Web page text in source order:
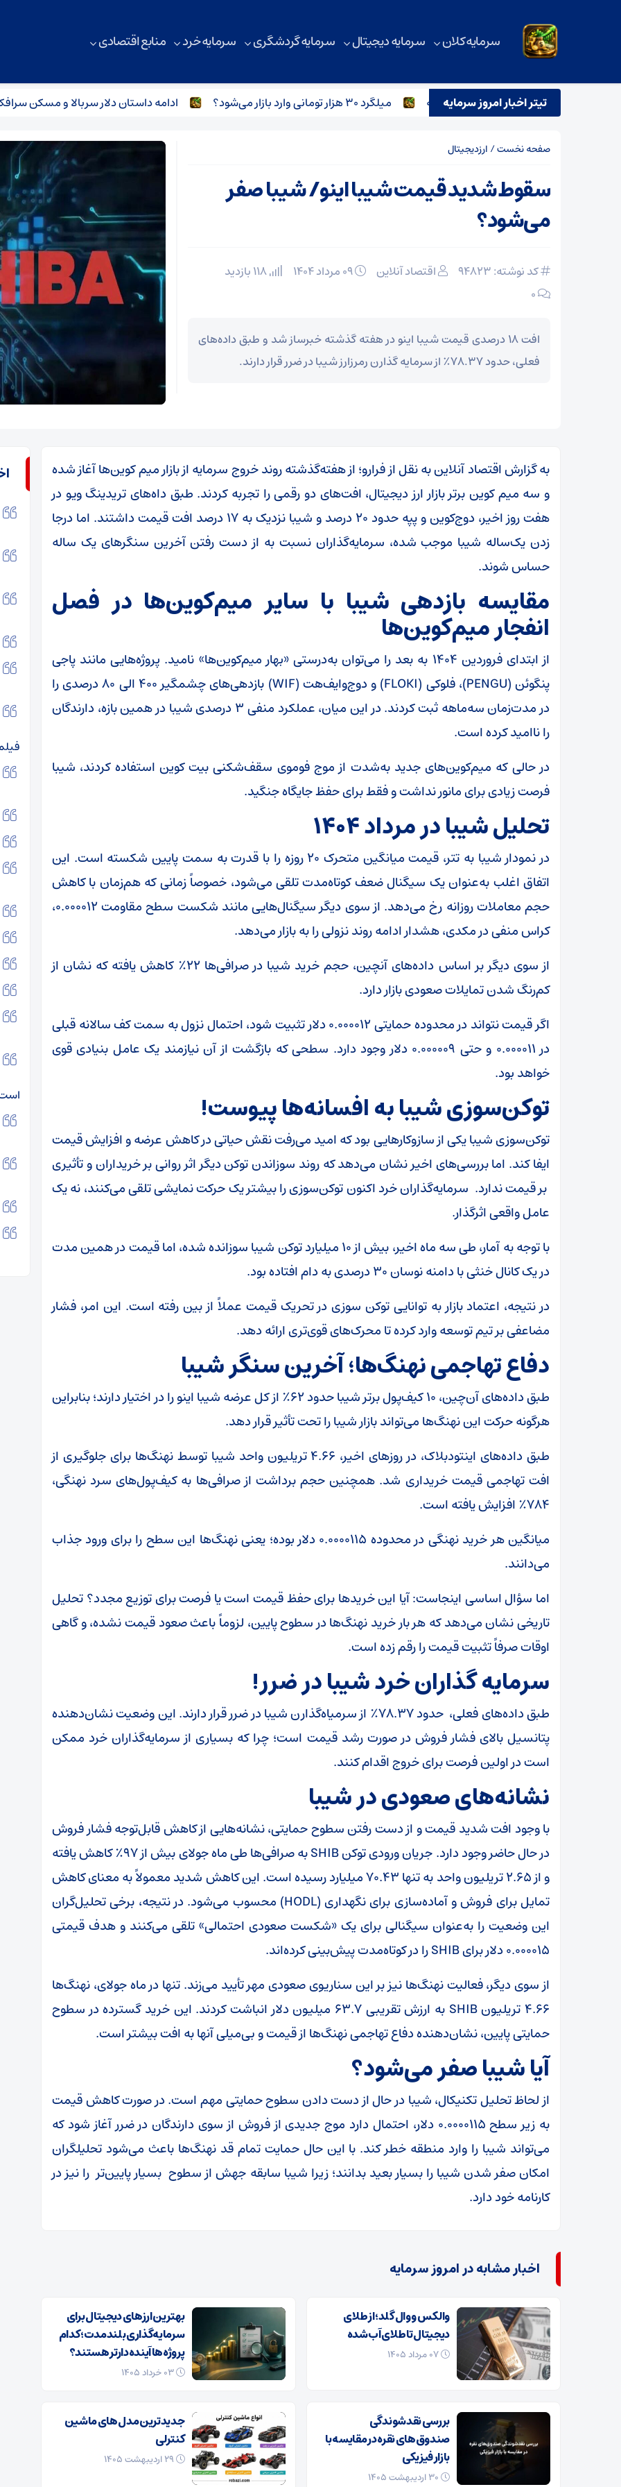
سرمایه کلان سرمایه دیجیتال سرمایه گردشگری سرمایه خرد منابع اقتصادی
تیتر اخبار امروز سرمایه
آهن در روزهای پرتنش خاورمیانه میلگرد ۳۰ هزار تومانی وارد بازار می‌شود؟ ادامه داستان دلار سربالا و مسکن سرافکنده
صفحه نخست/ ارزدیجیتال
سقوط شدید قیمت شیبا اینو/ شیبا صفر
می‌شود؟
کد نوشته: 94823 اقتصاد آنلاین
۰
افت ۱۸ درصدی قیمت شیبا اینو در هفته گذشته خبرساز شد و طبق داده‌های
فعلی، حدود ۷۸.۳۷٪ از سرمایه گذارن رمرزارز شیبا در ضرر قرار دارند.
به گزارش اقتصاد آنلاین به نقل از فرارو؛ از هفته‌گذشته روند خروج سرمایه از بازار میم کوین‌ها آغاز شده
و سه میم کوین برتر بازار ارز دیجیتال، افت‌های دو رقمی را تجربه کردند. طبق داه‌های تریدینگ ویو در
هفت روز اخیر، دوج‌کوین و پپه حدود ۲۰ درصد و شیبا نزدیک به ۱۷ درصد افت قیمت داشتند. اما درجا
زدن یک‌ساله شیبا موجب شده، سرمایه‌گذاران نسبت به از دست رفتن آخرین سنگر‌های یک ساله
حساس شوند.
مقایسه بازدهی شیبا با سایر میم‌کوین‌ها در فصل
انفجار میم‌کوین‌ها
از ابتدای فروردین ۱۴۰۴ به بعد را می‌توان به‌درستی «بهار میم‌کوین‌ها» نامید. پروژه‌هایی مانند پاجی
پنگوئن (PENGU)، فلوکی (FLOKI) و دوج‌وایف‌هت (WIF) بازدهی‌های چشمگیر ۴۰۰ الی ۸۰ درصدی را
در مدت‌زمان سه‌ماهه ثبت کردند. در این میان، عملکرد منفی ۳ درصدی شیبا در همین بازه، دارندگان
را ناامید کرده است.
در حالی که میم‌کوین‌های جدید به‌شدت از موج فوموی سقف‌شکنی بیت کوین استفاده کردند، شیبا
فرصت زیادی برای مانور نداشت و فقط برای حفظ جایگاه جنگید.
تحلیل شیبا در مرداد ۱۴۰۴
در نمودار شیبا به تتر، قیمت میانگین متحرک ۲۰ روزه را با قدرت به سمت پایین شکسته است. این
اتفاق اغلب به‌عنوان یک سیگنال ضعف کوتاه‌مدت تلقی می‌شود، خصوصاً زمانی که هم‌زمان با کاهش
حجم معاملات روزانه رخ می‌دهد. از سوی دیگر سیگنال‌هایی مانند شکست سطح مقاومت ۰.۰۰۰۰۱۲،
کراس منفی در مکدی، هشدار ادامه روند نزولی را به بازار می‌دهد.
از سوی دیگر بر اساس داده‌های آنچین، حجم خرید شیبا در صرافی‌ها ۲۲٪ کاهش یافته که نشان از
کم‌رنگ شدن تمایلات صعودی بازار دارد.
اگر قیمت نتواند در محدوده حمایتی ۰.۰۰۰۰۱۲ دلار تثبیت شود، احتمال نزول به سمت کف سالانه قبلی
در ۰.۰۰۰۰۱۱ و حتی ۰.۰۰۰۰۰۹ دلار وجود دارد. سطحی که بازگشت از آن نیازمند یک عامل بنیادی قوی
خواهد بود.
توکن‌سوزی شیبا به افسانه‌ها پیوست!
توکن‌سوزی شیبا یکی از سازوکار‌هایی بود که امید می‌رفت نقش حیاتی در کاهش عرضه و افزایش قیمت
ایفا کند. اما بررسی‌های اخیر نشان می‌دهد که روند سوزاندن توکن دیگر اثر روانی بر خریداران و تأثیری
بر قیمت ندارد. سرمایه‌گذاران خرد اکنون توکن‌سوزی را بیشتر یک حرکت نمایشی تلقی می‌کنند، نه یک
عامل واقعی اثرگذار.
با توجه به آمار، طی سه ماه اخیر، بیش از ۱۰ میلیارد توکن شیبا سوزانده شده، اما قیمت در همین مدت
در یک کانال خنثی با دامنه نوسان ۳۰ درصدی به دام افتاده بود.
در نتیجه، اعتماد بازار به توانایی توکن سوزی در تحریک قیمت عملاً از بین رفته است. این امر، فشار
مضاعفی بر تیم توسعه وارد کرده تا محرک‌های قوی‌تری ارائه دهد.
دفاع تهاجمی نهنگ‌ها؛ آخرین سنگر شیبا
طبق داده‌های آن‌چین، ۱۰ کیف‌پول برتر شیبا حدود ۶۲٪ از کل عرضه شیبا اینو را در اختیار دارند؛ بنابراین
هرگونه حرکت این نهنگ‌ها می‌تواند بازار شیبا را تحت تأثیر قرار دهد.
طبق داده‌های اینتودبلاک، در روز‌های اخیر، ۴.۶۶ تریلیون واحد شیبا توسط نهنگ‌ها برای جلوگیری از
افت تهاجمی قیمت خریداری شد. همچنین حجم برداشت از صرافی‌ها به کیف‌پول‌های سرد نهنگی،
۷۸۴٪ افزایش یافته است.
میانگین هر خرید نهنگی در محدوده ۰.۰۰۰۰۱۱۵ دلار بوده؛ یعنی نهنگ‌ها این سطح را برای ورود جذاب
می‌دانند.
اما سؤال اساسی اینجاست: آیا این خرید‌ها برای حفظ قیمت است یا فرصت برای توزیع مجدد؟ تحلیل
تاریخی نشان می‌دهد که هر بار خرید نهنگ‌ها در سطوح پایین، لزوماً باعث صعود قیمت نشده، و گاهی
اوقات صرفاً تثبیت قیمت را رقم زده است.
سرمایه گذاران خرد شیبا در ضرر!
طبق داده‌های فعلی، حدود ۷۸.۳۷٪ از سرمیاه‌گذارن شیبا در ضرر قرار دارند. این وضعیت نشان‌دهنده
پتانسیل بالای فشار فروش در صورت رشد قیمت است؛ چرا که بسیاری از سرمایه‌گذاران خرد ممکن
است در اولین فرصت برای خروج اقدام کنند.
نشانه‌های صعودی در شیبا
با وجود افت شدید قیمت و از دست رفتن سطوح حمایتی، نشانه‌هایی از کاهش قابل‌توجه فشار فروش
در حال حاضر وجود دارد. جریان ورودی توکن SHIB به صرافی‌ها طی ماه جولای بیش از ۹۷٪ کاهش یافته
و از ۲.۶۵ تریلیون واحد به تنها ۷۰.۴۳ میلیارد رسیده است. این کاهش شدید معمولاً به معنای کاهش
تمایل برای فروش و آماده‌سازی برای نگهداری (HODL) محسوب می‌شود. در نتیجه، برخی تحلیل‌گران
این وضعیت را به‌عنوان سیگنالی برای یک «شکست صعودی احتمالی» تلقی می‌کنند و هدف قیمتی
۰.۰۰۰۰۱۵ دلار برای SHIB را در کوتاه‌مدت پیش‌بینی کرده‌اند.
از سوی دیگر، فعالیت نهنگ‌ها نیز بر این سناریوی صعودی مهر تأیید می‌زند. تنها در ماه جولای، نهنگ‌ها
۴.۶۶ تریلیون SHIB به ارزش تقریبی ۶۳.۷ میلیون دلار انباشت کردند. این خرید گسترده در سطوح
حمایتی پایین، نشان‌دهنده دفاع تهاجمی نهنگ‌ها از قیمت و بی‌میلی آنها به افت بیشتر است.
آیا شیبا صفر می‌شود؟
از لحاظ تحلیل تکنیکال، شیبا در حال از دست دادن سطوح حمایتی مهم است. در صورت کاهش قیمت
به زیر سطح ۰.۰۰۰۰۱۱۵ دلار، احتمال دارد موج جدیدی از فروش از سوی دارندگان در ضرر آغاز شود که
می‌تواند شیبا را وارد منطقه خطر کند. با این حال حمایت تمام قد نهنگ‌ها باعث می‌شود تحلیلگران
امکان صفر شدن شیبا را بسیار بعید بدانند؛ زیرا شیبا سابقه جهش از سطوح بسیار پایین‌تر را نیز در
کارنامه خود دارد.
اخبار مشابه در امروز سرمایه
والکس و وال گلد؛ از طلای
دیجیتال تا طلای آب شده
بهترین ارزهای دیجیتال برای
سرمایه‌گذاری بلندمدت؛ کدام
پروژه‌ها آینده‌دارتر هستند؟
۰۳ خرداد ۱۴۰۵
بررسی نقدشوندگی
صندوق‌های نقره در مقایسه با
بازار فیزیکی
جدیدترین مدل های ماشین
کنترلی